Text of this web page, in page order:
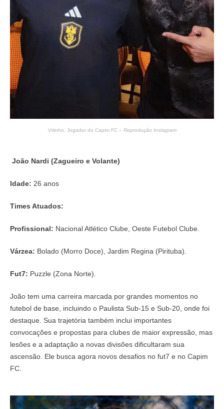
Vitinho, Jogador do Capim FC – Reprodução Instagram
João Nardi (Zagueiro e Volante)
Idade: 26 anos
Times Atuados:
Profissional: Nacional Atlético Clube, Oeste Futebol Clube.
Várzea: Bolado (Morro Doce), Jardim Regina (Pirituba).
Fut7: Puzzle (Zona Norte).
João tem uma carreira marcada por grandes momentos no
futebol de base, incluindo o Paulista Sub-15 e Sub-20, onde foi
destaque. Sua trajetória também inclui importantes
convocações e propostas para clubes de maior expressão, mas
lesões e a adaptação a novas divisões dificultaram sua
ascensão. Ele busca agora novos desafios no fut7 e no Capim
FC.